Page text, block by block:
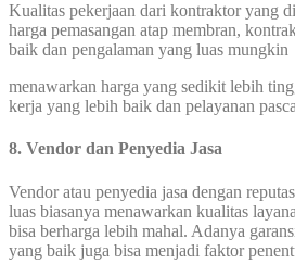
Kualitas pekerjaan dari kontraktor yang
harga pemasangan atap membran,
baik dan pengalaman yang luas mungkin
menawarkan harga yang sedikit lebih
kerja yang lebih baik dan pelayanan
8. Vendor dan Penyedia Jasa
Vendor atau penyedia jasa dengan
luas biasanya menawarkan kualitas
bisa berharga lebih mahal. Adanya
yang baik juga bisa menjadi faktor